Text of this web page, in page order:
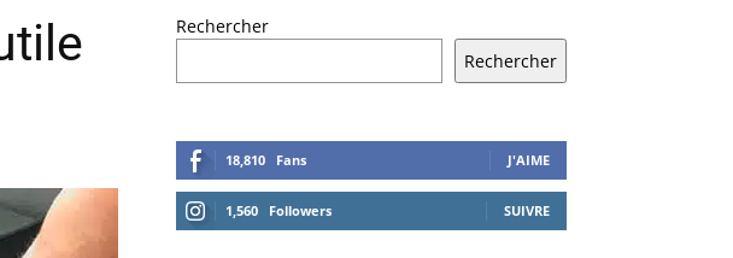
Rechercher
Rechercher
18,810 Fans J'AIME
1,560 Followers SUIVRE